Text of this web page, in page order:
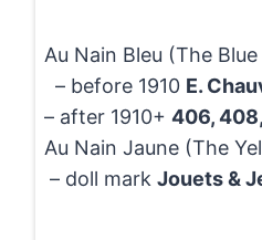
Au Nain Bleu (The
– before 1910 E.
– after 1910+ 406,
Au Nain Jaune (The
– doll mark Jouets &